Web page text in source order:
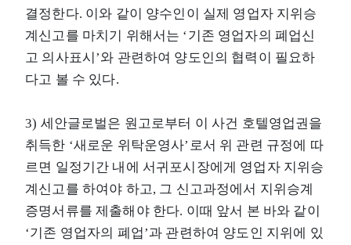
결정한다. 이와 같이 양수인이 실제 영업자 지위승
계신고를 마치기 위해서는 ‘기존 영업자의 폐업신
고 의사표시’와 관련하여 양도인의 협력이 필요하
다고 볼 수 있다.
3) 세안글로벌은 원고로부터 이 사건 호텔영업권을
취득한 ‘새로운 위탁운영사’로서 위 관련 규정에 따
르면 일정기간 내에 서귀포시장에게 영업자 지위승
계신고를 하여야 하고, 그 신고과정에서 지위승계
증명서류를 제출해야 한다. 이때 앞서 본 바와 같이
‘기존 영업자의 폐업’과 관련하여 양도인 지위에 있